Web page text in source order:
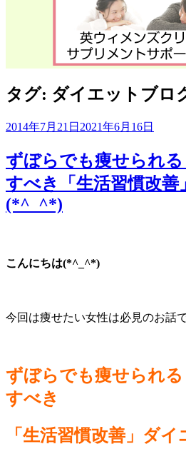
タグ: ダイエットブロ
2014年7月21日 2021年6月16日
ずぼらでも痩せられ
すべき「生活習慣改善
(*^_^*)
こんにちは(*^_^*)
今回は痩せたい女性は必見のお話
ずぼらでも痩せられ
すべき
「生活習慣改善」ダイ